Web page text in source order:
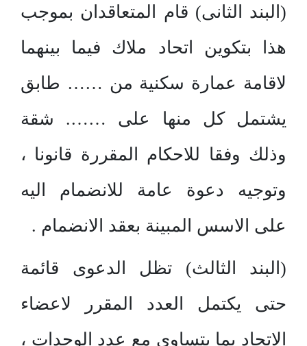
(البند الثانى) قام المتعاقدان بموجب
هذا بتكوين اتحاد ملاك فيما بينهما
لاقامة عمارة سكنية من …… طابق
يشتمل كل منها على ……. شقة
وذلك وفقا للاحكام المقررة قانونا ،
وتوجيه دعوة عامة للانضمام اليه
على الاسس المبينة بعقد الانضمام .
(البند الثالث) تظل الدعوى قائمة
حتى يكتمل العدد المقرر لاعضاء
الاتحاد بما يتساوى مع عدد الوحدات ،